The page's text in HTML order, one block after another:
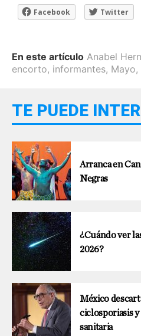
Facebook Twitter
En este artículo Anabel
encorto, informantes, Mayo,
TE PUEDE
Arranca en
Negras
¿Cuándo ver
2026?
México
ciclosporiasis
sanitaria